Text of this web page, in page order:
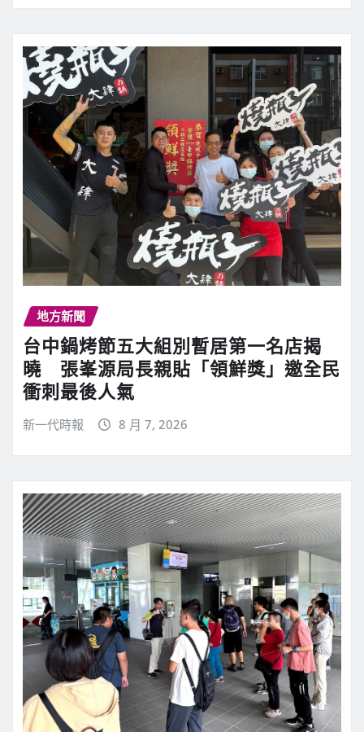
地方新聞
台中鍋烤節五大組別暫居第一名店揭
曉 張峯源局長親貼「領鮮獎」邀全民
衝刺最後人氣
新一代時報 8 月 7, 2026